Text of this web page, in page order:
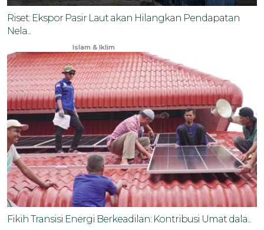
Riset: Ekspor Pasir Laut akan Hilangkan Pendapatan
Nela...
Islam & Iklim
Fikih Transisi Energi Berkeadilan: Kontribusi Umat dala...